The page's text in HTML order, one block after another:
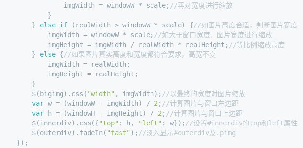
                imgWidth = windowW * scale;
//再对宽度进行缩放
            }
        }
else if (realWidth > windowW * scale) {//如图片高度合适，判断图片宽度
            imgWidth = windowW * scale;
//如大于窗口宽度，图片宽度进行缩放
            imgHeight = imgWidth / realWidth * realHeight;
//等比例缩放高度
        }
else {//如果图片真实高度和宽度都符合要求，高宽不变
            imgWidth = realWidth;
            imgHeight = realHeight;
        }
        $(bigimg).css(
"width" , imgWidth); //以最终的宽度对图片缩放
var w = (windowW - imgWidth) / 2 ; //计算图片与窗口左边距
var h = (windowH - imgHeight) / 2 ; //计算图片与窗口上边距
        $(innerdiv).css({
"top" : h, "left" : w}); //设置#innerdiv的top和left属性
        $(outerdiv).fadeIn(
"fast" ); //淡入显示#outerdiv及.pimg
    });